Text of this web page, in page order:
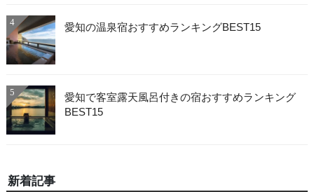
4 愛知の温泉宿おすすめランキングBEST15
5
愛知で客室露天風呂付きの宿おすすめランキング
BEST15
新着記事